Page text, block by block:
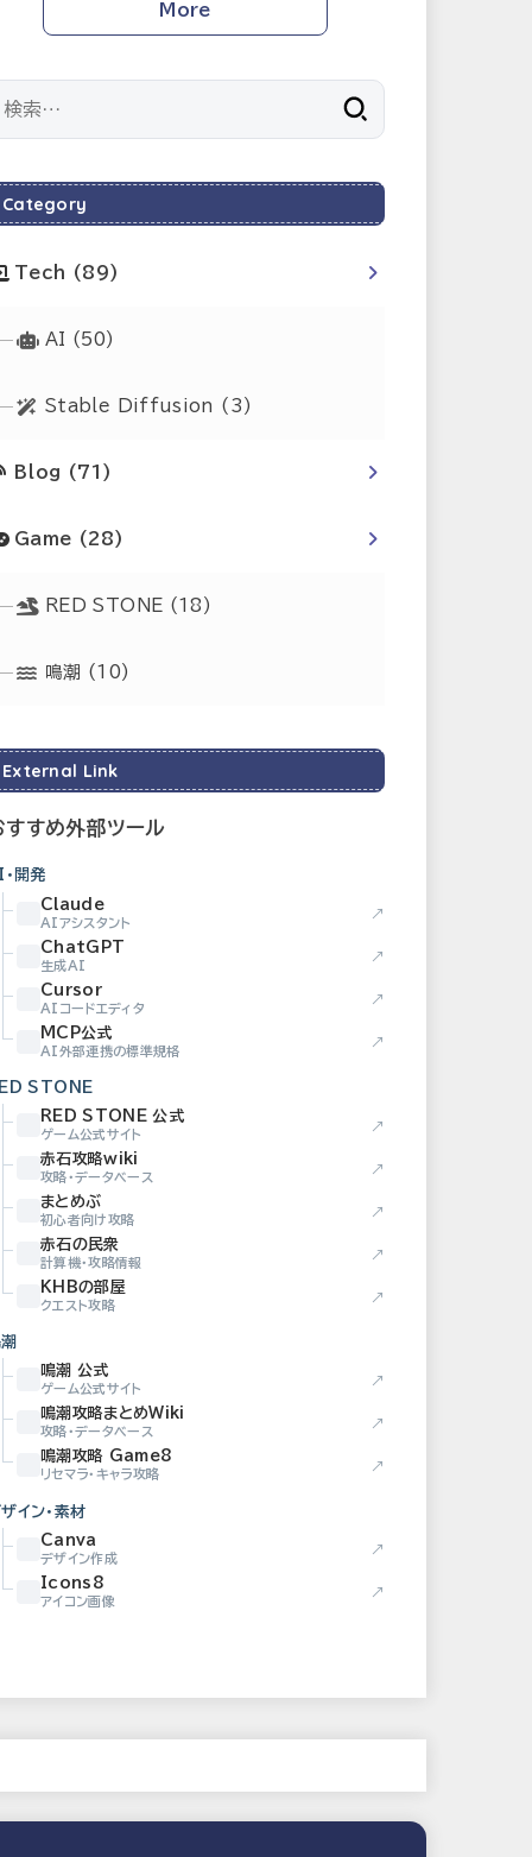
More
Category
Tech (89)
AI (50)
Stable Diffusion (3)
Blog (71)
Game (28)
RED STONE (18)
鳴潮 (10)
External Link
すすめ外部ツール
開発
Claude
AIアシスタント
↗
ChatGPT
生成AI
↗
Cursor
AIコードエディタ
↗
MCP公式
AI外部連携の標準規格
↗
STONE
RED STONE 公式
ゲーム公式サイト
↗
赤石攻略wiki
攻略・データベース
↗
まとめぶ
初心者向け攻略
↗
赤石の民衆
計算機・攻略情報
↗
KHBの部屋
クエスト攻略
↗
鳴潮 公式
ゲーム公式サイト
↗
鳴潮攻略まとめWiki
攻略・データベース
↗
鳴潮攻略 Game8
リセマラ・キャラ攻略
↗
イン・素材
Canva
デザイン作成
↗
Icons8
アイコン画像
↗